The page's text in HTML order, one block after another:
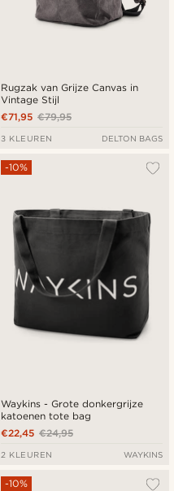
Rugzak van Grijze Canvas in
Vintage Stijl
€79,95
€71,95
3 KLEUREN DELTON BAGS
Waykins - Grote donkergrijze
katoenen tote bag
-10%
€24,95
€22,45
2 KLEUREN WAYKINS
-10%